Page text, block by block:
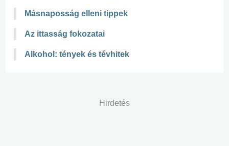
Másnaposság elleni tippek
Az ittasság fokozatai
Alkohol: tények és tévhitek
Hirdetés